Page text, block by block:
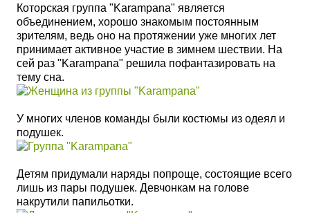
Которская группа "Karampana" является
объединением, хорошо знакомым постоянным
зрителям, ведь оно на протяжении уже многих лет
принимает активное участие в зимнем шествии. На
сей раз "Karampana" решила пофантазировать на
тему сна.
У многих членов команды были костюмы из одеял и
подушек.
Детям придумали наряды попроще, состоящие всего
лишь из пары подушек. Девчонкам на голове
накрутили папильотки.